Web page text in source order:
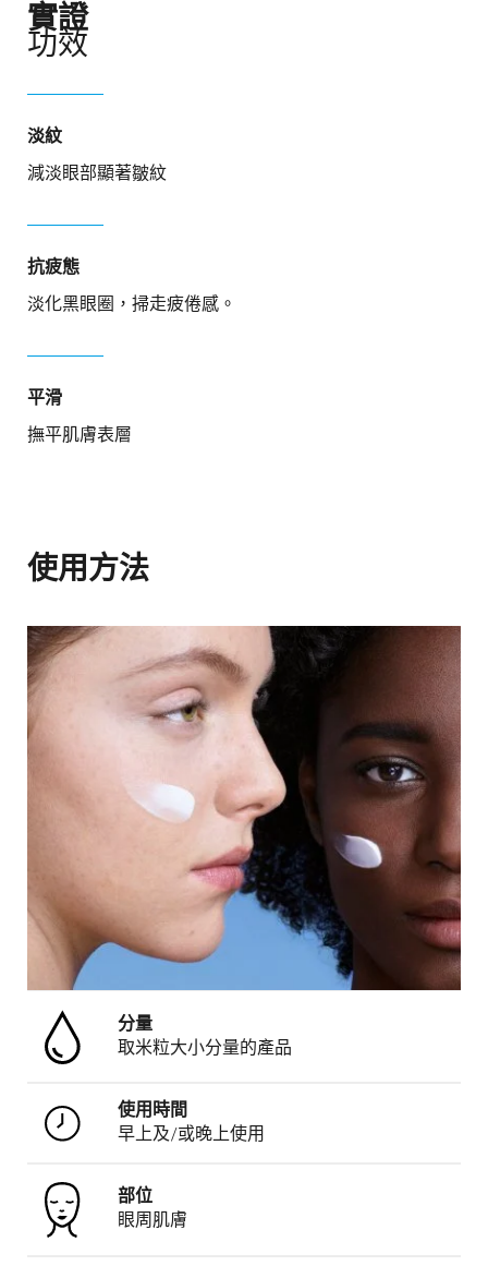
實證
功效
淡紋
減淡眼部顯著皺紋
抗疲態
淡化黑眼圈，掃走疲倦感。
平滑
撫平肌膚表層
使用方法
分量
取米粒大小分量的產品
使用時間
早上及/或晚上使用
部位
眼周肌膚